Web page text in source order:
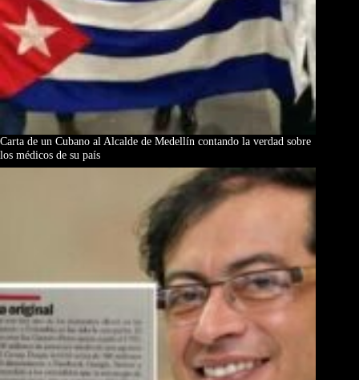
Carta de un Cubano al Alcalde de Medellín contando la verdad sobre
los médicos de su país